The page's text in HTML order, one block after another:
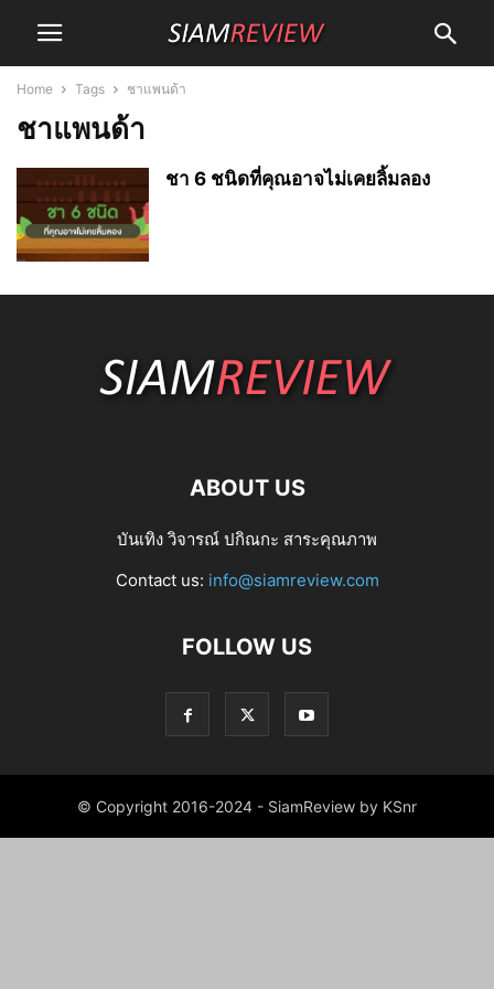
Home Tags ชาแพนด้า
ชาแพนด้า
ชา 6 ชนิดที่คุณอาจไม่เคยลิ้มลอง
ABOUT US
บันเทิง วิจารณ์ ปกิณกะ สาระคุณภาพ
Contact us: info@siamreview.com
FOLLOW US
© Copyright 2016-2024 - SiamReview by KSnr